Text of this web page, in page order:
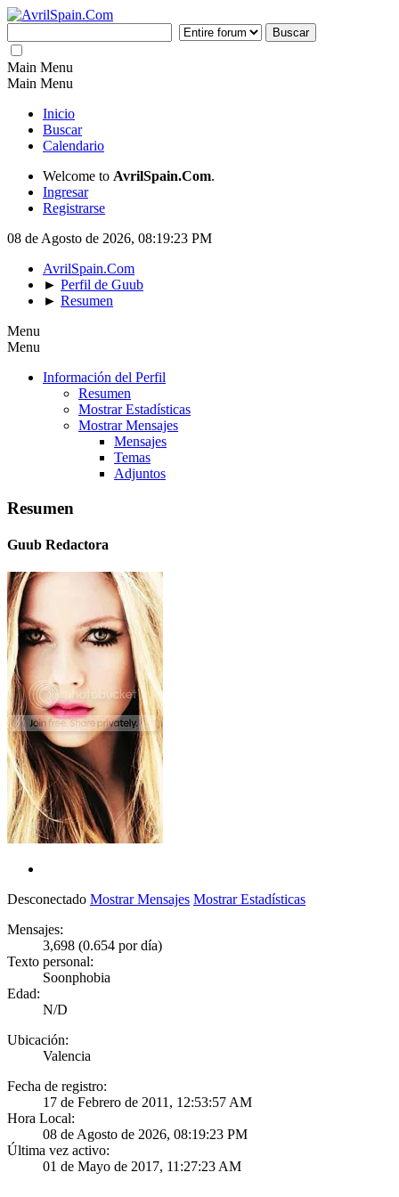
Main Menu
Main Menu
Inicio
Buscar
Calendario
Welcome to AvrilSpain.Com.
Ingresar
Registrarse
08 de Agosto de 2026, 08:19:23 PM
AvrilSpain.Com
► Perfil de Guub
► Resumen
Menu
Menu
Información del Perfil
Resumen
Mostrar Estadísticas
Mostrar Mensajes
Mensajes
Temas
Adjuntos
Resumen
Guub Redactora
Desconectado Mostrar Mensajes Mostrar Estadísticas
Mensajes:
3,698 (0.654 por día)
Texto personal:
Soonphobia
Edad:
N/D
Ubicación:
Valencia
Fecha de registro:
17 de Febrero de 2011, 12:53:57 AM
Hora Local:
08 de Agosto de 2026, 08:19:23 PM
Última vez activo:
01 de Mayo de 2017, 11:27:23 AM